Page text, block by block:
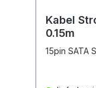
Kabel
0.15m
15pin SATA